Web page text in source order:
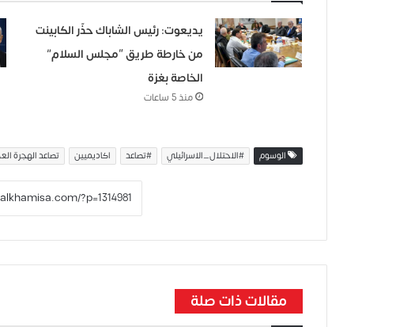
يديعوت: رئيس الشاباك حذّر الكابينت
من خارطة طريق “مجلس السلام”
الخاصة بغزة
منذ 5 ساعات
الوسوم #الاحتلال_الاسرائيلي #تصاعد اكاديميين تصاعد الهجرة
مقالات ذات صلة